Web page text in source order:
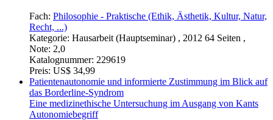
Fach: Philosophie - Praktische (Ethik, Ästhetik, Kultur, Natur,
Recht, ...)
Kategorie: Hausarbeit (Hauptseminar) , 2012 64 Seiten ,
Note: 2,0
Katalognummer: 229619
Preis: US$ 34,99
Patientenautonomie und informierte Zustimmung im Blick auf
das Borderline-Syndrom
Eine medizinethische Untersuchung im Ausgang von Kants
Autonomiebegriff